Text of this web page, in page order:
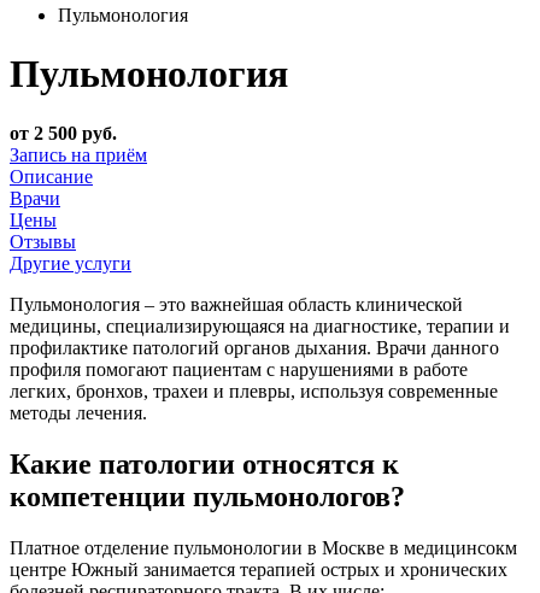
Пульмонология
Пульмонология
от 2 500 руб.
Запись на приём
Описание
Врачи
Цены
Отзывы
Другие услуги
Пульмонология – это важнейшая область клинической
медицины, специализирующаяся на диагностике, терапии и
профилактике патологий органов дыхания. Врачи данного
профиля помогают пациентам с нарушениями в работе
легких, бронхов, трахеи и плевры, используя современные
методы лечения.
Какие патологии относятся к
компетенции пульмонологов?
Платное отделение пульмонологии в Москве в медицинсокм
центре Южный занимается терапией острых и хронических